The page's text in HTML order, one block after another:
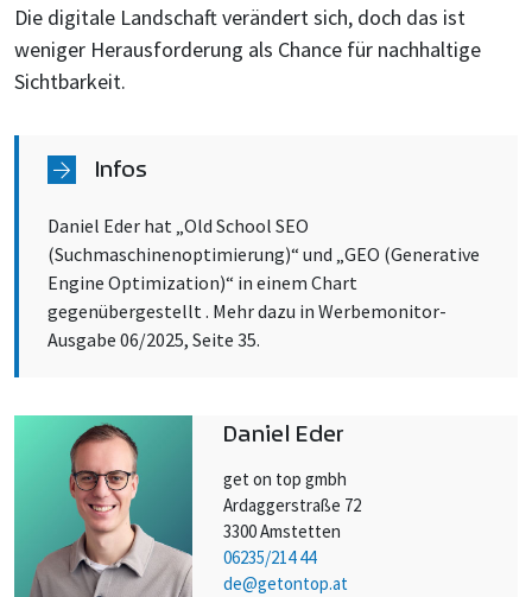
Die digitale Landschaft verändert sich, doch das ist
weniger Herausforderung als Chance für nachhaltige
Sichtbarkeit.
Infos
Daniel Eder hat „Old School SEO
(Suchmaschinenoptimierung)“ und „GEO (Generative
Engine Optimization)“ in einem Chart
gegenübergestellt . Mehr dazu in Werbemonitor-
Ausgabe 06/2025, Seite 35.
Daniel Eder
get on top gmbh
Ardaggerstraße 72
3300 Amstetten
06235/214 44
de@getontop.at